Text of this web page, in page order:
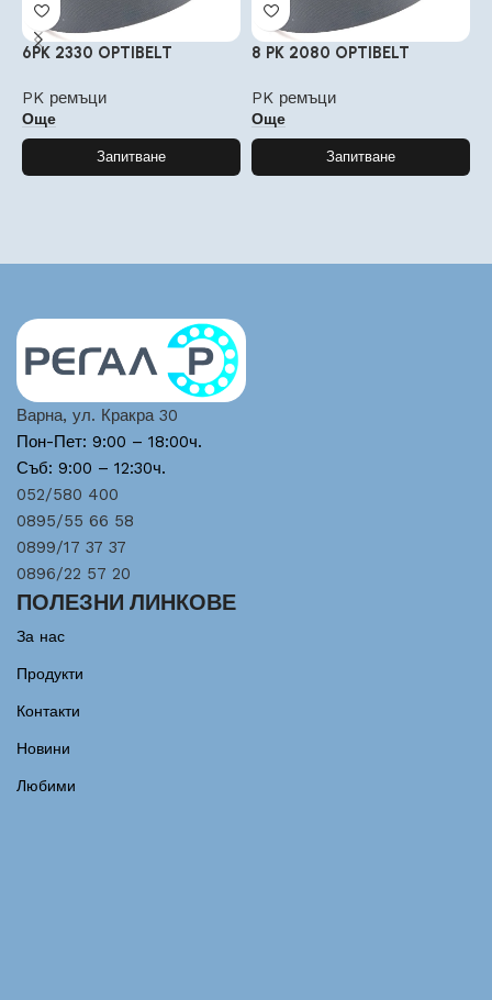
6PK 2330 OPTIBELT
PK ремъци
Още
Запитване
8 PK 2080 OPTIBELT
PK ремъци
Още
Запитване
Варна, ул. Кракра 30
Пон-Пет: 9:00 – 18:00ч.
Съб: 9:00 – 12:30ч.
052/580 400
0895/55 66 58
0899/17 37 37
0896/22 57 20
ПОЛЕЗНИ ЛИНКОВЕ
За нас
Продукти
Контакти
Новини
Любими